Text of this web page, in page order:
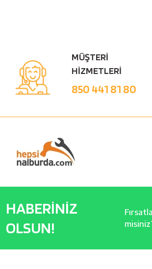
MÜŞTERİ
HİZMETLERİ
850 441 81 80
HABERİNİZ
OLSUN!